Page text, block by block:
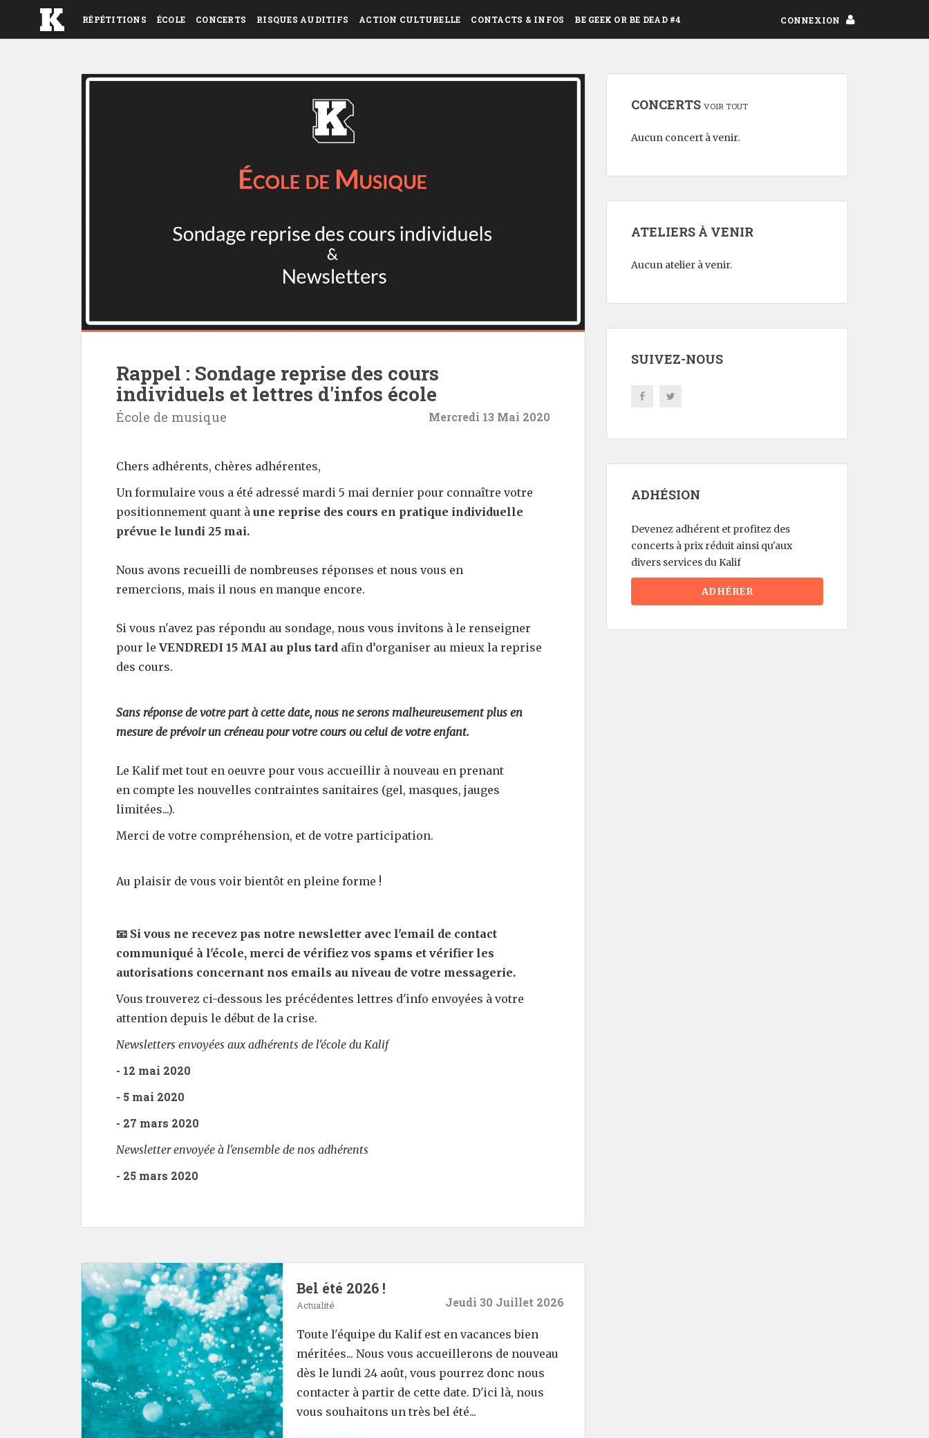
RÉPÉTITIONS ÉCOLE CONCERTS RISQUES AUDITIFS ACTION CULTURELLE CONTACTS & INFOS BE GEEK OR BE DEAD #4 CONNEXION
Rappel : Sondage reprise des cours
individuels et lettres d'infos école
École de musique Mercredi 13 Mai 2020
Chers adhérents, chères adhérentes,
Un formulaire vous a été adressé mardi 5 mai dernier pour connaître votre
positionnement quant à une reprise des cours en pratique individuelle
prévue le lundi 25 mai.
Nous avons recueilli de nombreuses réponses et nous vous en
remercions, mais il nous en manque encore.
Si vous n'avez pas répondu au sondage, nous vous invitons à le renseigner
pour le VENDREDI 15 MAI au plus tard afin d’organiser au mieux la reprise
des cours.
Sans réponse de votre part à cette date, nous ne serons malheureusement plus en
mesure de prévoir un créneau pour votre cours ou celui de votre enfant.
Le Kalif met tout en oeuvre pour vous accueillir à nouveau en prenant
en compte les nouvelles contraintes sanitaires (gel, masques, jauges
limitées...).
Merci de votre compréhension, et de votre participation.
Au plaisir de vous voir bientôt en pleine forme !
📧 Si vous ne recevez pas notre newsletter avec l'email de contact
communiqué à l'école, merci de vérifiez vos spams et vérifier les
autorisations concernant nos emails au niveau de votre messagerie.
Vous trouverez ci-dessous les précédentes lettres d'info envoyées à votre
attention depuis le début de la crise.
Newsletters envoyées aux adhérents de l'école du Kalif
- 12 mai 2020
- 5 mai 2020
- 27 mars 2020
Newsletter envoyée à l'ensemble de nos adhérents
- 25 mars 2020
Bel été 2026 !
Actualité Jeudi 30 Juillet 2026
Toute l'équipe du Kalif est en vacances bien
méritées... Nous vous accueillerons de nouveau
dès le lundi 24 août, vous pourrez donc nous
contacter à partir de cette date. D'ici là, nous
vous souhaitons un très bel été...
CONCERTS VOIR TOUT
Aucun concert à venir.
ATELIERS À VENIR
Aucun atelier à venir.
SUIVEZ-NOUS
ADHÉSION
Devenez adhérent et profitez des
concerts à prix réduit ainsi qu'aux
divers services du Kalif